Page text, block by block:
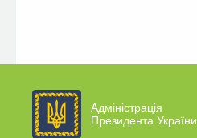
Адміністрація
Президента України